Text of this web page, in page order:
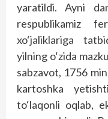
yaratildi. Ayni
respublikamiz
xo‘jaliklariga
yilning o‘zida
sabzavot, 1756
kartoshka
to‘laqonli oqlab,